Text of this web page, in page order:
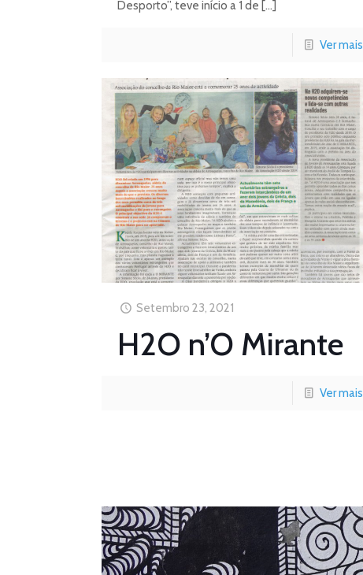
Desporto”, teve início a 1 de […]
Ver mais
Setembro 23, 2021
H2O n’O Mirante
Ver mais